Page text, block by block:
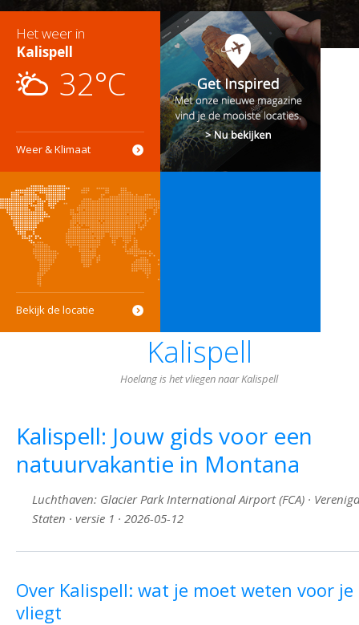
Het weer in
Kalispell
32°C
Weer & Klimaat
Bekijk de locatie
Kalispell
Hoelang is het vliegen naar Kalispell
Kalispell: Jouw gids voor een
natuurvakantie in Montana
Luchthaven: Glacier Park International Airport (FCA) ·
Staten · versie 1 · 2026-05-12
Over Kalispell: wat je moet weten voor je
vliegt